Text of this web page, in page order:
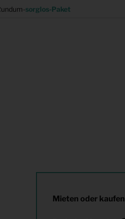
sorglos-Paket
Produktion Shop
Mieten oder kaufen